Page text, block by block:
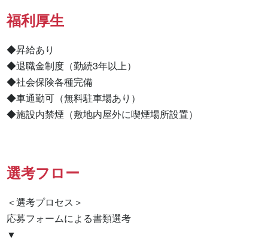
福利厚生
◆昇給あり
◆退職金制度（勤続3年以上）
◆社会保険各種完備
◆車通勤可（無料駐車場あり）
◆施設内禁煙（敷地内屋外に喫煙場所設置）
選考フロー
＜選考プロセス＞
応募フォームによる書類選考
▼